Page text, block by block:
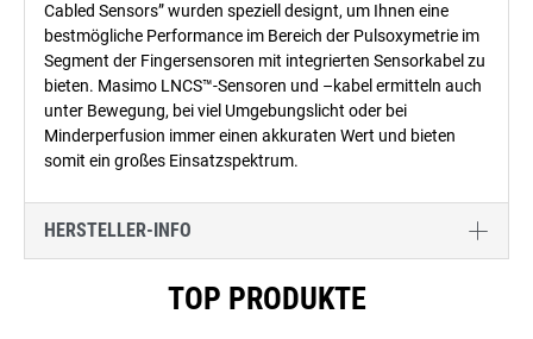
Cabled Sensors” wurden speziell designt, um Ihnen eine
bestmögliche Performance im Bereich der Pulsoxymetrie im
Segment der Fingersensoren mit integrierten Sensorkabel zu
bieten. Masimo LNCS™-Sensoren und –kabel ermitteln auch
unter Bewegung, bei viel Umgebungslicht oder bei
Minderperfusion immer einen akkuraten Wert und bieten
somit ein großes Einsatzspektrum.
HERSTELLER-INFO
TOP PRODUKTE